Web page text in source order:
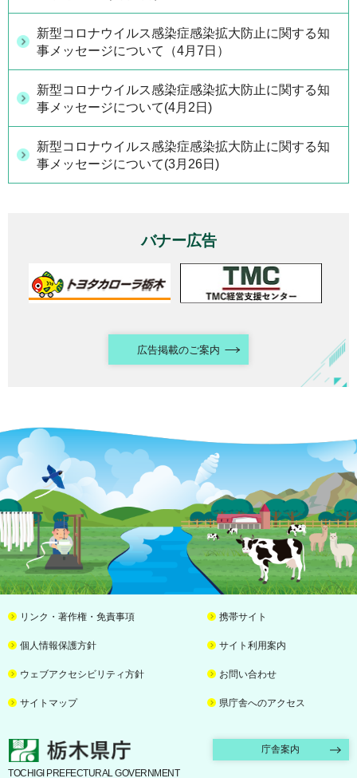
新型コロナウイルス感染症感染拡大防止に関する知
事メッセージについて（4月7日）
新型コロナウイルス感染症感染拡大防止に関する知
事メッセージについて(4月2日)
新型コロナウイルス感染症感染拡大防止に関する知
事メッセージについて(3月26日)
バナー広告
広告掲載のご案内
リンク・著作権・免責事項 携帯サイト
個人情報保護方針 サイト利用案内
ウェブアクセシビリティ方針 お問い合わせ
サイトマップ 県庁舎へのアクセス
栃木県庁 庁舎案内
TOCHIGI PREFECTURAL GOVERNMENT